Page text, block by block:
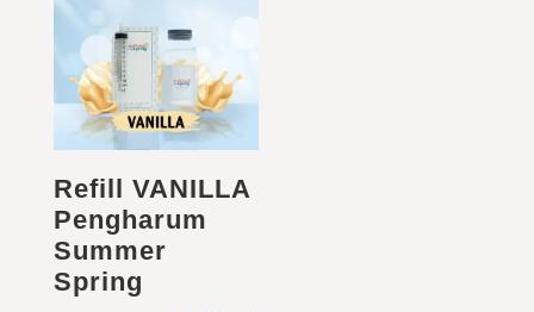
Refill VANILLA
Pengharum
Summer
Spring